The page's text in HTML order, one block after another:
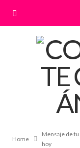
Home
Mensaje de tu
hoy